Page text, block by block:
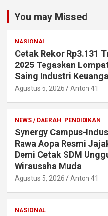
You may Missed
NASIONAL
Cetak Rekor Rp3.131
2025 Tegaskan
Saing Industri
Agustus 6, 2026 Anton 41
NEWS / DAERAH PENDIDIKAN
Synergy Campus-
Rawa Aopa Resmi
Demi Cetak SDM
Wirausaha Muda
Agustus 5, 2026 Anton 41
NASIONAL